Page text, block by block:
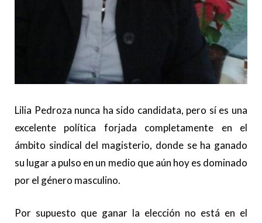
Lilia Pedroza nunca ha sido candidata, pero sí es una
excelente política forjada completamente en el
ámbito sindical del magisterio, donde se ha ganado
su lugar a pulso en un medio que aún hoy es dominado
por el género masculino.
Por supuesto que ganar la elección no está en el